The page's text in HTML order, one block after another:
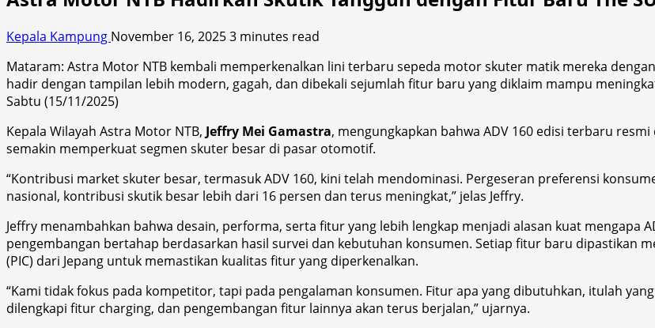
Kepala Kampung November 16, 20253 minutes read
Mataram: Astra Motor NTB kembali memperkenalkan lini terbaru sepeda motor skuter matik mereka
hadir dengan tampilan lebih modern, gagah, dan dibekali sejumlah fitur baru yang diklaim mampu
Sabtu (15/11/2025)
Kepala Wilayah Astra Motor NTB, Jeffry Mei Gamastra, mengungkapkan bahwa ADV 160 edisi terbaru
semakin memperkuat segmen skuter besar di pasar otomotif.
“Kontribusi market skuter besar, termasuk ADV 160, kini telah mendominasi. Pergeseran preferensi
nasional, kontribusi skutik besar lebih dari 16 persen dan terus meningkat,” jelas Jeffry.
Jeffry menambahkan bahwa desain, performa, serta fitur yang lebih lengkap menjadi alasan kuat mengapa
pengembangan bertahap berdasarkan hasil survei dan kebutuhan konsumen. Setiap fitur baru dipastikan
(PIC) dari Jepang untuk memastikan kualitas fitur yang diperkenalkan.
“Kami tidak fokus pada kompetitor, tapi pada pengalaman konsumen. Fitur apa yang dibutuhkan, itulah
dilengkapi fitur charging, dan pengembangan fitur lainnya akan terus berjalan,” ujarnya.